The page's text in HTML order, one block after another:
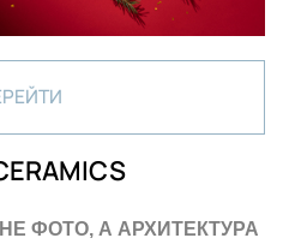
ФОТО, А АРХИТЕКТУРА